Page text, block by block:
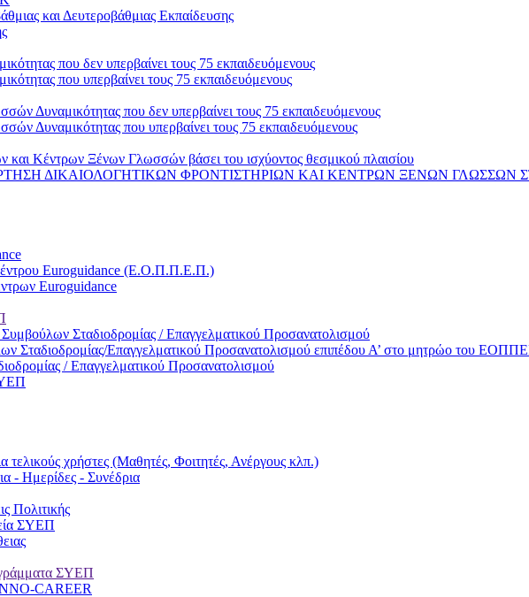
και Δευτεροβάθμιας Εκπαίδευσης
που δεν υπερβαίνει τους 75 εκπαιδευόμενους
που υπερβαίνει τους 75 εκπαιδευόμενους
Δυναμικότητας που δεν υπερβαίνει τους 75 εκπαιδευόμενους
Δυναμικότητας που υπερβαίνει τους 75 εκπαιδευόμενους
και Κέντρων Ξένων Γλωσσών βάσει του ισχύοντος θεσμικού πλαισίου
ΔΙΚΑΙΟΛΟΓΗΤΙΚΩΝ ΦΡΟΝΤΙΣΤΗΡΙΩΝ ΚΑΙ ΚΕΝΤΡΩΝ ΞΕΝΩΝ ΓΛΩΣΣΩΝ ΣΤΟ
Euroguidance (Ε.Ο.Π.Π.Ε.Π.)
Euroguidance
Σταδιοδρομίας / Επαγγελματικού Προσανατολισμού
Σταδιοδρομίας/Επαγγελματικού Προσανατολισμού επιπέδου Α’ στο μητρώο του
/ Επαγγελματικού Προσανατολισμού
τελικούς χρήστες (Μαθητές, Φοιτητές, Ανέργους κλπ.)
- Ημερίδες - Συνέδρια
Πολιτικής
ΣΥΕΠ
ΣΥΕΠ
CAREER